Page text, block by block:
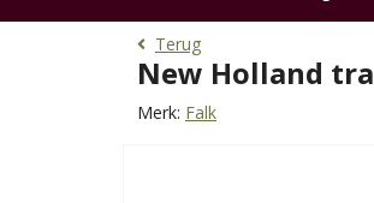
Terug
New Holland
Merk: Falk